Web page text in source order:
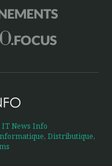
IT News Info
, Distributique,